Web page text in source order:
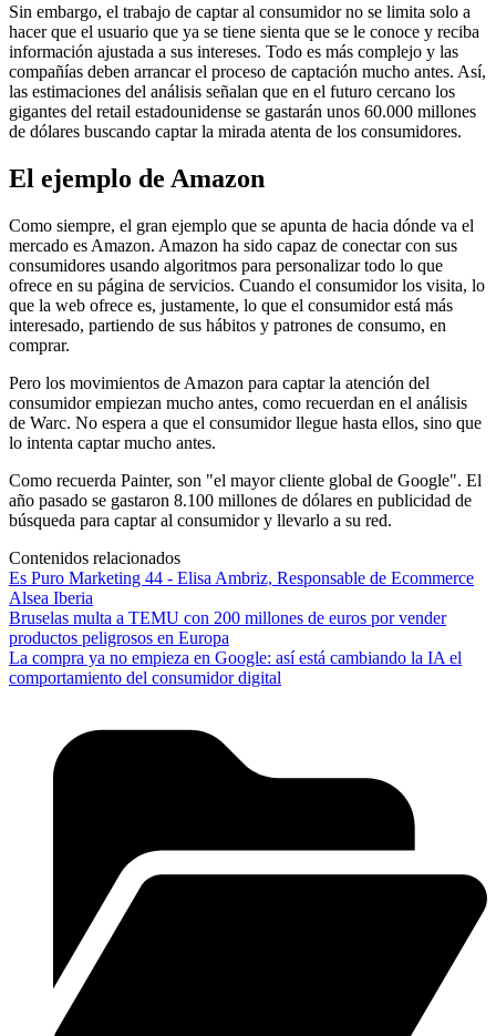
Sin embargo, el trabajo de captar al consumidor no se limita solo a
hacer que el usuario que ya se tiene sienta que se le conoce y reciba
información ajustada a sus intereses. Todo es más complejo y las
compañías deben arrancar el proceso de captación mucho antes. Así,
las estimaciones del análisis señalan que en el futuro cercano los
gigantes del retail estadounidense se gastarán unos 60.000 millones
de dólares buscando captar la mirada atenta de los consumidores.
El ejemplo de Amazon
Como siempre, el gran ejemplo que se apunta de hacia dónde va el
mercado es Amazon. Amazon ha sido capaz de conectar con sus
consumidores usando algoritmos para personalizar todo lo que
ofrece en su página de servicios. Cuando el consumidor los visita, lo
que la web ofrece es, justamente, lo que el consumidor está más
interesado, partiendo de sus hábitos y patrones de consumo, en
comprar.
Pero los movimientos de Amazon para captar la atención del
consumidor empiezan mucho antes, como recuerdan en el análisis
de Warc. No espera a que el consumidor llegue hasta ellos, sino que
lo intenta captar mucho antes.
Como recuerda Painter, son "el mayor cliente global de Google". El
año pasado se gastaron 8.100 millones de dólares en publicidad de
búsqueda para captar al consumidor y llevarlo a su red.
Contenidos relacionados
Es Puro Marketing 44 - Elisa Ambriz, Responsable de Ecommerce
Alsea Iberia
Bruselas multa a TEMU con 200 millones de euros por vender
productos peligrosos en Europa
La compra ya no empieza en Google: así está cambiando la IA el
comportamiento del consumidor digital